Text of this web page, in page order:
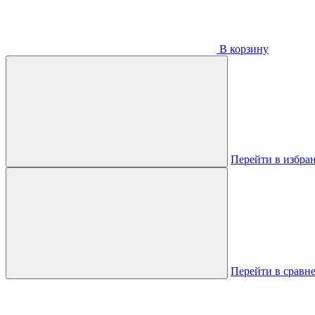
В корзину
Перейти в
Перейти в